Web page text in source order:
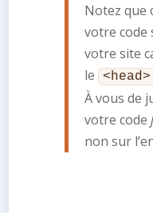
Notez que
votre code
votre site
le <head>
À vous de
votre code
non sur